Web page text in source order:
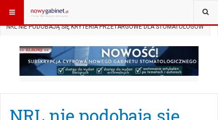
JESTEŚ TUTAJ: START
NRL NIE PODOBAJĄ SIĘ KRYTERIA PRZETARGOWE DLA STOMATOLOGÓW